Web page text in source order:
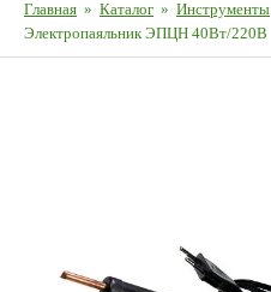
Главная » Каталог » Инструменты
Электропаяльник ЭПЦН 40Вт/220В